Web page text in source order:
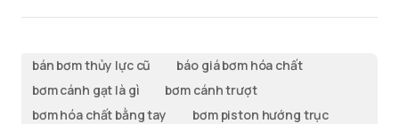
bán bơm thủy lực cũ
báo giá bơm hóa chất
bơm cánh gạt là gì
bơm cánh trượt
bơm hóa chất bằng tay
bơm piston hướng trục